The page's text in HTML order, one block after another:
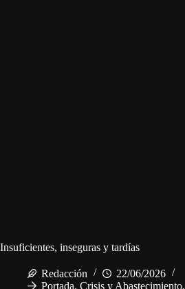
Insuficientes, inseguras y tardías
Redacción
22/06/2026
Portada, Crisis y Abastecimiento,